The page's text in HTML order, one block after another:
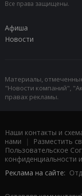
Все права защищены.
Афиша
Новости
Материалы,
"Новости компаний",
правах рекламы.
Наши контакты и
нами | Разместить
Пользовательское
конфиденциальности
Реклама на сайте: